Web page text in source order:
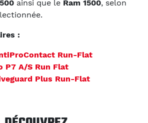
ainsi que le Ram 1500, selon
:
Run-Flat
P7 A/S Run Flat
Plus Run-Flat